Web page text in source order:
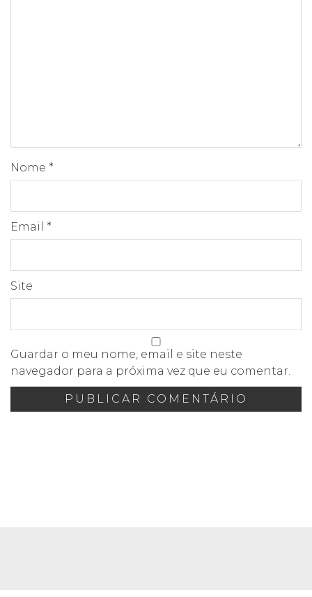
Nome *
Email *
Site
Guardar o meu nome, email e site neste
navegador para a próxima vez que eu comentar.